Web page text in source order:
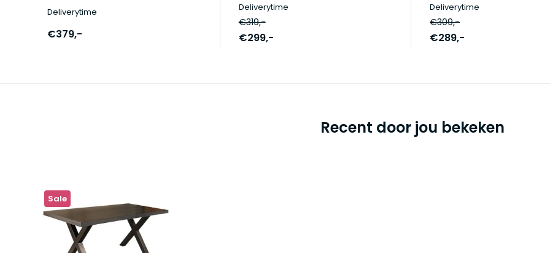
Deliverytime
€379,-
Deliverytime
€319,-
€299,-
Deliverytime
€309,-
€289,-
Recent door jou bekeken
Sale